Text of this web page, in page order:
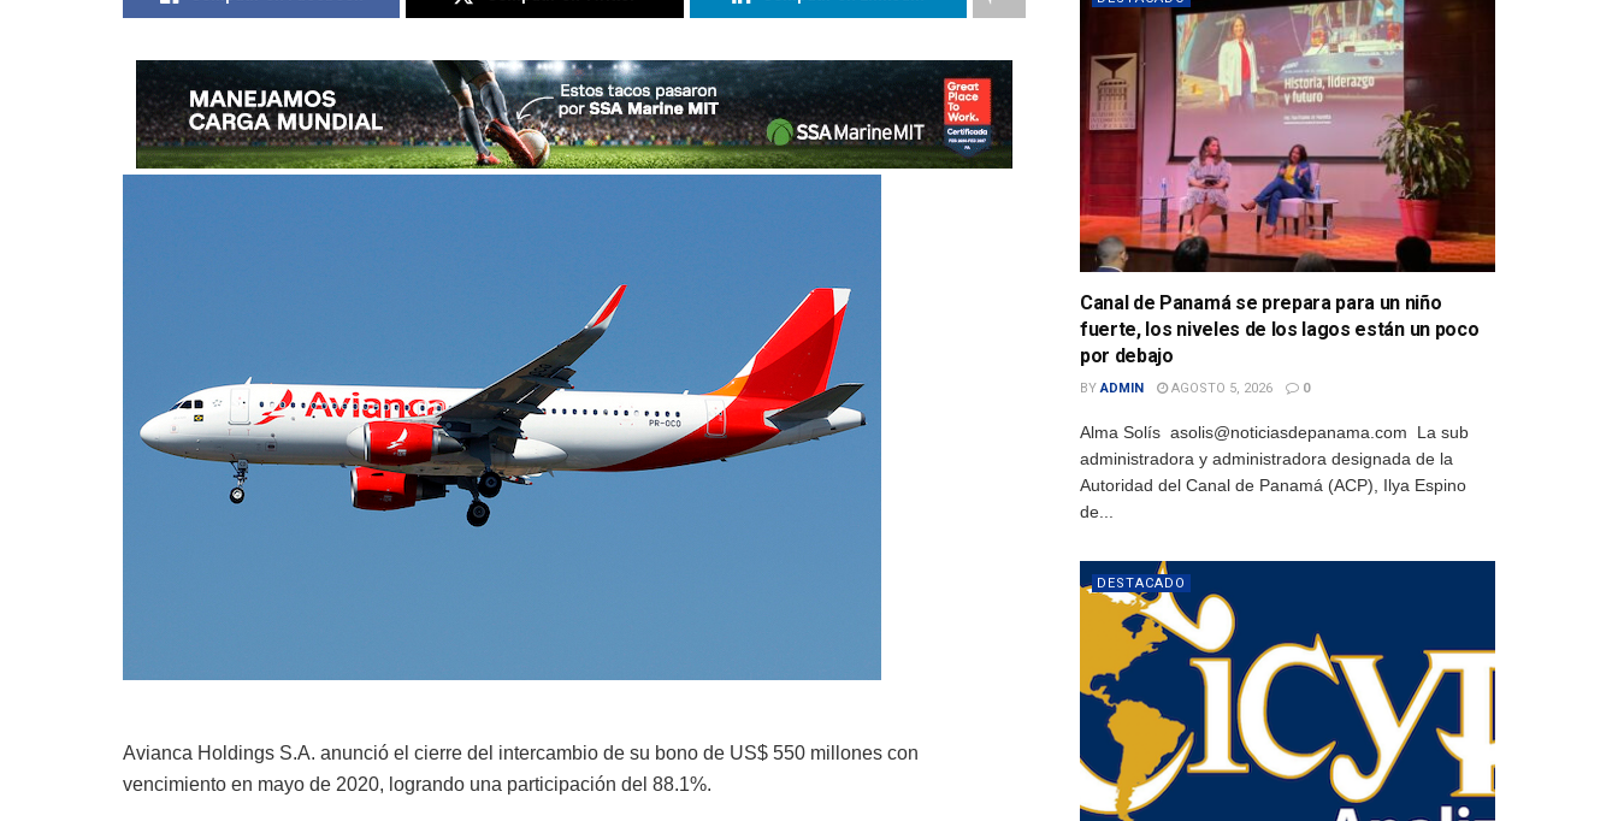
Avianca Holdings S.A. anunció el cierre del intercambio de su bono de US$ 550 millones con
vencimiento en mayo de 2020, logrando una participación del 88.1%.
Canal de Panamá se prepara para un niño
fuerte, los niveles de los lagos están un poco
por debajo
BY ADMIN AGOSTO 5, 2026 0
Alma Solís asolis@noticiasdepanama.com La sub
administradora y administradora designada de la
Autoridad del Canal de Panamá (ACP), Ilya Espino
de...
DESTACADO